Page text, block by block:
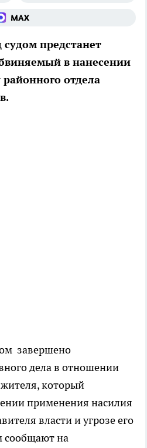
судом предстанет
в нанесении
отдела
завершено
дела в отношении
который
применения насилия
власти и угрозе его
сообщают на